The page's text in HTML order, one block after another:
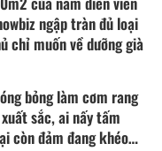
ngập tràn đủ loại
chỉ muốn về dưỡng già
bỏng làm cơm rang
sắc, ai nấy tấm
còn đảm đang khéo